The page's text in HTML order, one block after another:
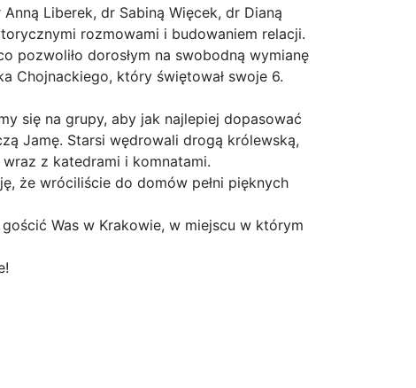
Liberek, dr Sabiną Więcek, dr Dianą
rozmowami i budowaniem relacji.
pozwoliło dorosłym na swobodną wymianę
Chojnackiego, który świętował swoje 6.
się na grupy, aby jak najlepiej dopasować
Jamę. Starsi wędrowali drogą królewską,
z katedrami i komnatami.
że wróciliście do domów pełni pięknych
Was w Krakowie, w miejscu w którym